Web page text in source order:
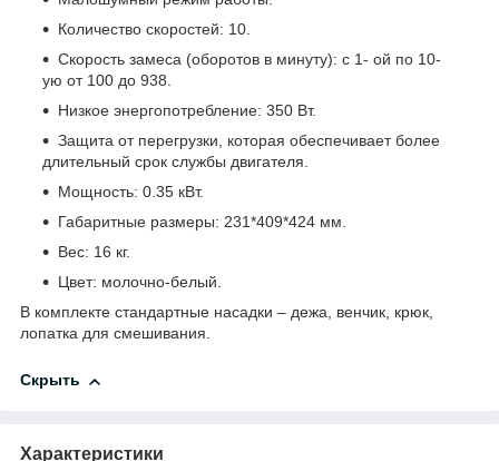
Количество скоростей: 10.
Скорость замеса (оборотов в минуту): с 1- ой по 10-
ую от 100 до 938.
Низкое энергопотребление: 350 Вт.
Защита от перегрузки, которая обеспечивает более
длительный срок службы двигателя.
Мощность: 0.35 кВт.
Габаритные размеры: 231*409*424 мм.
Вес: 16 кг.
Цвет: молочно-белый.
В комплекте стандартные насадки – дежа, венчик, крюк,
лопатка для смешивания.
Скрыть
Характеристики